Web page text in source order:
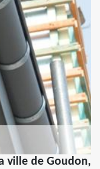
ville de Goudon,